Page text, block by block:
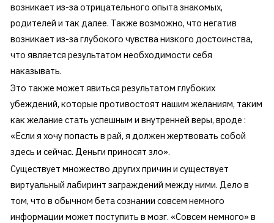
возникает из-за отрицательного опыта знакомых,
родителей и так далее. Также возможно, что негатив
возникает из-за глубокого чувства низкого достоинства,
что является результатом необходимости себя
наказывать.
Это также может явиться результатом глубоких
убеждений, которые противостоят нашим желаниям, таким
как желание стать успешным и внутренней веры, вроде :
«Если я хочу попасть в рай, я должен жертвовать собой
здесь и сейчас. Деньги приносят зло».
Существует множество других причин и существует
виртуальный лабиринт заграждений между ними. Дело в
том, что в обычном бета сознании совсем немного
информации может поступить в мозг. «Совсем немного» в